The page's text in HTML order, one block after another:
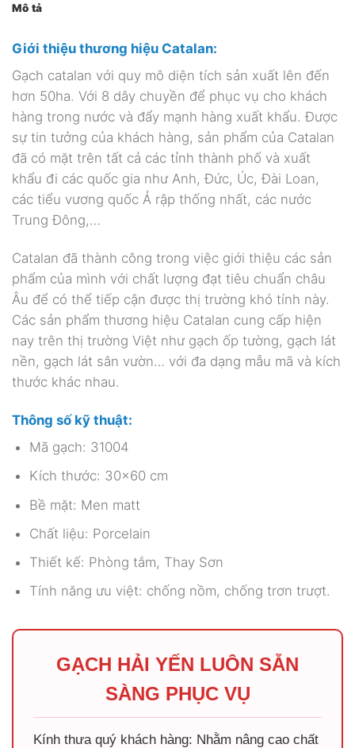
Mô tả
Giới thiệu thương hiệu Catalan:
Gạch catalan với quy mô diện tích sản xuất lên đến
hơn 50ha. Với 8 dây chuyền để phục vụ cho khách
hàng trong nước và đẩy mạnh hàng xuất khẩu. Được
sự tin tưởng của khách hàng, sản phẩm của Catalan
đã có mặt trên tất cả các tỉnh thành phố và xuất
khẩu đi các quốc gia như Anh, Đức, Úc, Đài Loan,
các tiểu vương quốc Ả rập thống nhất, các nước
Trung Đông,…
Catalan đã thành công trong việc giới thiệu các sản
phẩm của mình với chất lượng đạt tiêu chuẩn châu
Âu để có thể tiếp cận được thị trường khó tính này.
Các sản phẩm thương hiệu Catalan cung cấp hiện
nay trên thị trường Việt như gạch ốp tường, gạch lát
nền, gạch lát sân vườn… với đa dạng mẫu mã và kích
thước khác nhau.
Thông số kỹ thuật:
Mã gạch: 31004
Kích thước: 30×60 cm
Bề mặt: Men matt
Chất liệu: Porcelain
Thiết kế: Phòng tắm, Thay Sơn
Tính năng ưu việt: chống nồm, chống trơn trượt.
GẠCH HẢI YẾN LUÔN SẴN
SÀNG PHỤC VỤ
Kính thưa quý khách hàng: Nhằm nâng cao chất